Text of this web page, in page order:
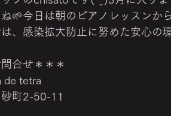
🌱今日は朝のピアノレッスンか
、感染拡大防止に努めた安心の
合せ＊＊＊
de tetra
町2-50-11